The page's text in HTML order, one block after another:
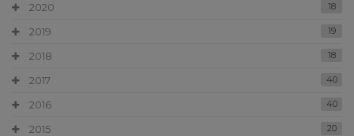
2020 18
2019 19
2018 18
2017 40
2016 40
2015 20